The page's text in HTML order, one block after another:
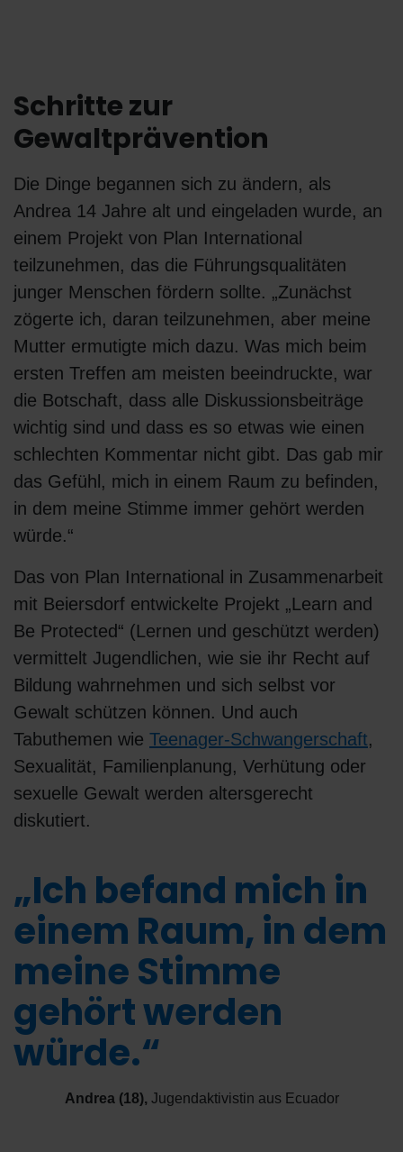
Schritte zur
Gewaltprävention
Die Dinge begannen sich zu ändern, als
Andrea 14 Jahre alt und eingeladen wurde, an
einem Projekt von Plan International
teilzunehmen, das die Führungsqualitäten
junger Menschen fördern sollte. „Zunächst
zögerte ich, daran teilzunehmen, aber meine
Mutter ermutigte mich dazu. Was mich beim
ersten Treffen am meisten beeindruckte, war
die Botschaft, dass alle Diskussionsbeiträge
wichtig sind und dass es so etwas wie einen
schlechten Kommentar nicht gibt. Das gab mir
das Gefühl, mich in einem Raum zu befinden,
in dem meine Stimme immer gehört werden
würde.“
Das von Plan International in Zusammenarbeit
mit Beiersdorf entwickelte Projekt „Learn and
Be Protected“ (Lernen und geschützt werden)
vermittelt Jugendlichen, wie sie ihr Recht auf
Bildung wahrnehmen und sich selbst vor
Gewalt schützen können. Und auch
Tabuthemen wie Teenager-Schwangerschaft,
Sexualität, Familienplanung, Verhütung oder
sexuelle Gewalt werden altersgerecht
diskutiert.
„Ich befand mich in
einem Raum, in dem
meine Stimme
gehört werden
würde.“
Andrea (18), Jugendaktivistin aus Ecuador